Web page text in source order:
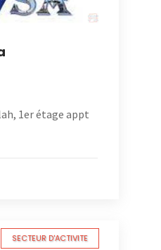
1er étage appt
SECTEUR D'ACTIVITE